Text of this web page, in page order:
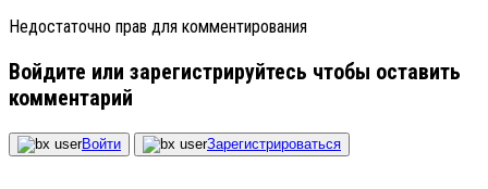
Недостаточно прав для комментирования
Войдите или зарегистрируйтесь чтобы оставить
комментарий
Войти Зарегистрироваться